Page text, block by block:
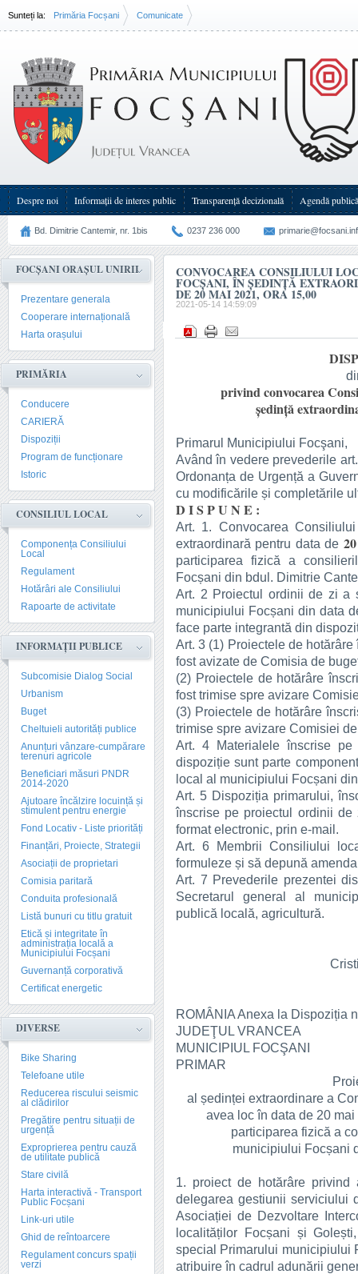
Sunteți la: Primăria Focșani Comunicate
Despre noi Informații de interes public Transparenţă decizională Agendă publică
Bd. Dimitrie Cantemir, nr. 1bis 0237 236 000
FOCȘANI ORAȘUL UNIRII
Prezentare generala
Cooperare internațională
Harta orașului
PRIMĂRIA
Conducere
CARIERĂ
Dispoziții
Program de funcționare
Istoric
CONSILIUL LOCAL
Componența Consiliului
Local
Regulament
Hotărâri ale Consiliului
Rapoarte de activitate
INFORMAȚII PUBLICE
Subcomisie Dialog Social
Urbanism
Buget
Cheltuieli autorități publice
Anunțuri vânzare-cumpărare
terenuri agricole
Beneficiari măsuri PNDR
2014-2020
Ajutoare încălzire locuință și
stimulent pentru energie
Fond Locativ - Liste priorități
Finanțări, Proiecte, Strategii
Asociații de proprietari
Comisia paritară
Conduita profesională
Listă bunuri cu titlu gratuit
Etică și integritate în
administrația locală a
Municipiului Focșani
Guvernanță corporativă
Certificat energetic
DIVERSE
Bike Sharing
Telefoane utile
Reducerea riscului seismic
al clădirilor
Pregătire pentru situații de
urgență
Exproprierea pentru cauză
de utilitate publică
Stare civilă
Harta interactivă - Transport
Public Focșani
Link-uri utile
Ghid de reîntoarcere
Regulament concurs spații
verzi
CONVOCAREA CONSILIULUI
FOCŞANI, ÎN ŞEDINŢĂ
DE 20 MAI 2021, ORA 15,00
2021-05-14 14:59:09
privind convocarea
şedinţă
Primarul Municipiului Focşani,
Având în vedere prevederile
Ordonanța de Urgență a
cu modificările și completările
D I S P U N E :
Art. 1. Convocarea
extraordinară pentru data de
participarea fizică a
Focșani din bdul. Dimitrie
Art. 2 Proiectul ordinii de zi a
municipiului Focșani din data
face parte integrantă din
Art. 3 (1) Proiectele de
fost avizate de Comisia de
(2) Proiectele de hotărâre
fost trimise spre avizare
(3) Proiectele de hotărâre
trimise spre avizare Comisiei
Art. 4 Materialele înscrise
dispoziție sunt parte
local al municipiului Focșani
Art. 5 Dispoziția primarului,
înscrise pe proiectul ordinii
format electronic, prin e-mail.
Art. 6 Membrii Consiliului
formuleze și să depună
Art. 7 Prevederile prezentei
Secretarul general al
publică locală, agricultură.
ROMÂNIA Anexa la Dispoziția
JUDEŢUL VRANCEA
MUNICIPIUL FOCŞANI
PRIMAR
al ședinței extraordinare a
avea loc în data de 20
participarea fizică a
municipiului Focșani
1. proiect de hotărâre privind
delegarea gestiunii serviciului
Asociației de Dezvoltare
localităților Focșani și
special Primarului municipiului
atribuire în cadrul adunării